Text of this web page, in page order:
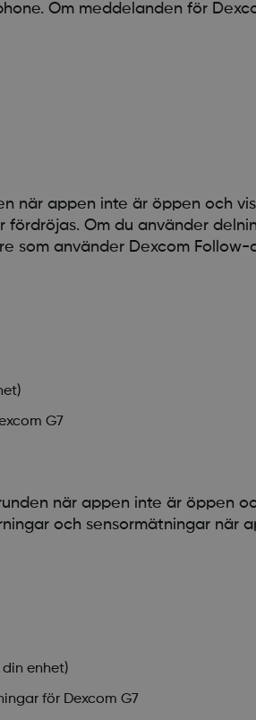
Om meddelanden för
när appen inte är öppen och
Om du använder
som använder Dexcom Follow-
G7
när appen inte är öppen
och sensormätningar när
enhet)
för Dexcom G7